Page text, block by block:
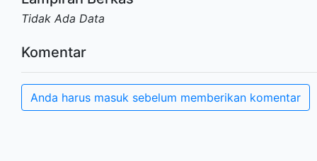
Tidak Ada Data
Komentar
Anda harus masuk sebelum memberikan komentar